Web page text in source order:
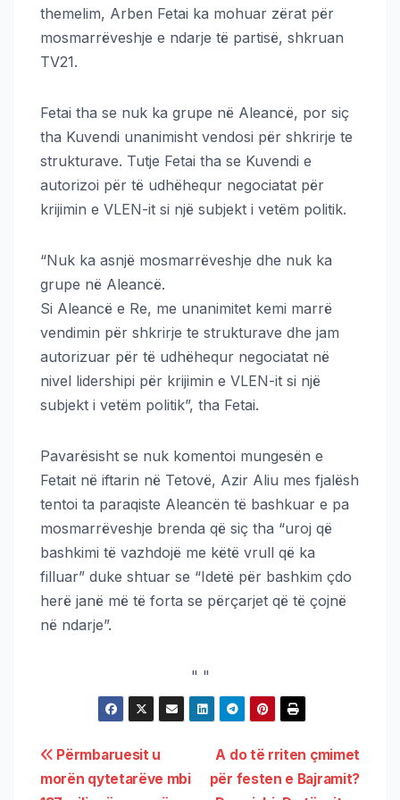
themelim, Arben Fetai ka mohuar zërat për
mosmarrëveshje e ndarje të partisë, shkruan
TV21.
Fetai tha se nuk ka grupe në Aleancë, por siç
tha Kuvendi unanimisht vendosi për shkrirje te
strukturave. Tutje Fetai tha se Kuvendi e
autorizoi për të udhëhequr negociatat për
krijimin e VLEN-it si një subjekt i vetëm politik.
“Nuk ka asnjë mosmarrëveshje dhe nuk ka
grupe në Aleancë.
Si Aleancë e Re, me unanimitet kemi marrë
vendimin për shkrirje te strukturave dhe jam
autorizuar për të udhëhequr negociatat në
nivel lidershipi për krijimin e VLEN-it si një
subjekt i vetëm politik”, tha Fetai.
Pavarësisht se nuk komentoi mungesën e
Fetait në iftarin në Tetovë, Azir Aliu mes fjalësh
tentoi ta paraqiste Aleancën të bashkuar e pa
mosmarrëveshje brenda që siç tha “uroj që
bashkimi të vazhdojë me këtë vrull që ka
filluar” duke shtuar se “Idetë për bashkim çdo
herë janë më të forta se përçarjet që të çojnë
në ndarje”.
" "
A do të rriten çmimet
për festen e Bajramit?
Përmbaruesit u
morën qytetarëve mbi